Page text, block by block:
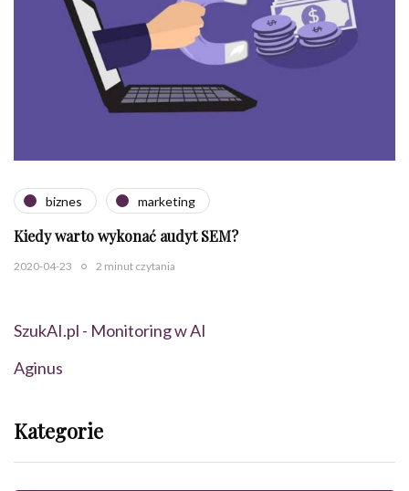
biznes marketing
Kiedy warto wykonać audyt SEM?
2020-04-23 2 minut czytania
SzukAI.pl - Monitoring w AI
Aginus
Kategorie